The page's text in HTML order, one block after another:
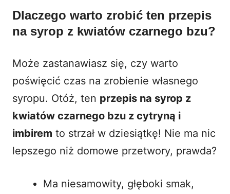
Dlaczego warto zrobić ten przepis
na syrop z kwiatów czarnego bzu?
Może zastanawiasz się, czy warto
poświęcić czas na zrobienie własnego
syropu. Otóż, ten przepis na syrop z
kwiatów czarnego bzu z cytryną i
imbirem to strzał w dziesiątkę! Nie ma nic
lepszego niż domowe przetwory, prawda?
Ma niesamowity, głęboki smak,